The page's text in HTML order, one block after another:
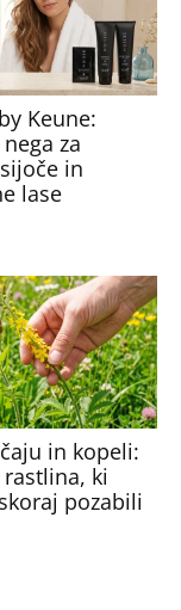
Keune:
za
in
lase
in kopeli:
ki
pozabili